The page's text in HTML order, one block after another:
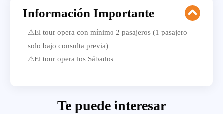
Información Importante
⚠El tour opera con mínimo 2 pasajeros (1 pasajero
solo bajo consulta previa)
⚠El tour opera los Sábados
Te puede interesar